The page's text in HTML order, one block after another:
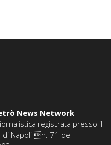
News Network
registrata presso il
di Napoli n. 71 del